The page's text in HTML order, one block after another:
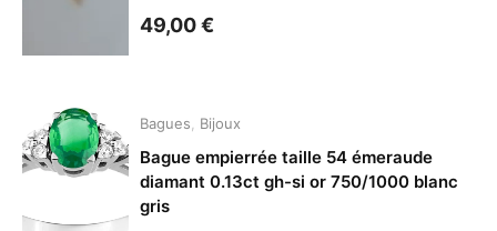
49,00€
Bagues Bijoux
Bague empierrée taille 54 émeraude
diamant 0.13ct gh-si or 750/1000 blanc
gris